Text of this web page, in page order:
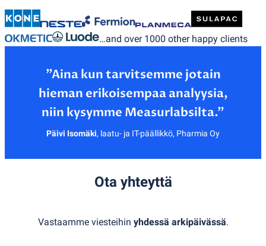
…and over 1000 other happy clients
”Aina kun tarvitsemme jotain
hieman erikoisempaa analyysia,
Päivi Isomäki, laatu- ja IT-päällikkö, Pharmia Oy
Ota yhteyttä
Vastaamme viesteihin yhdessä arkipäivässä.